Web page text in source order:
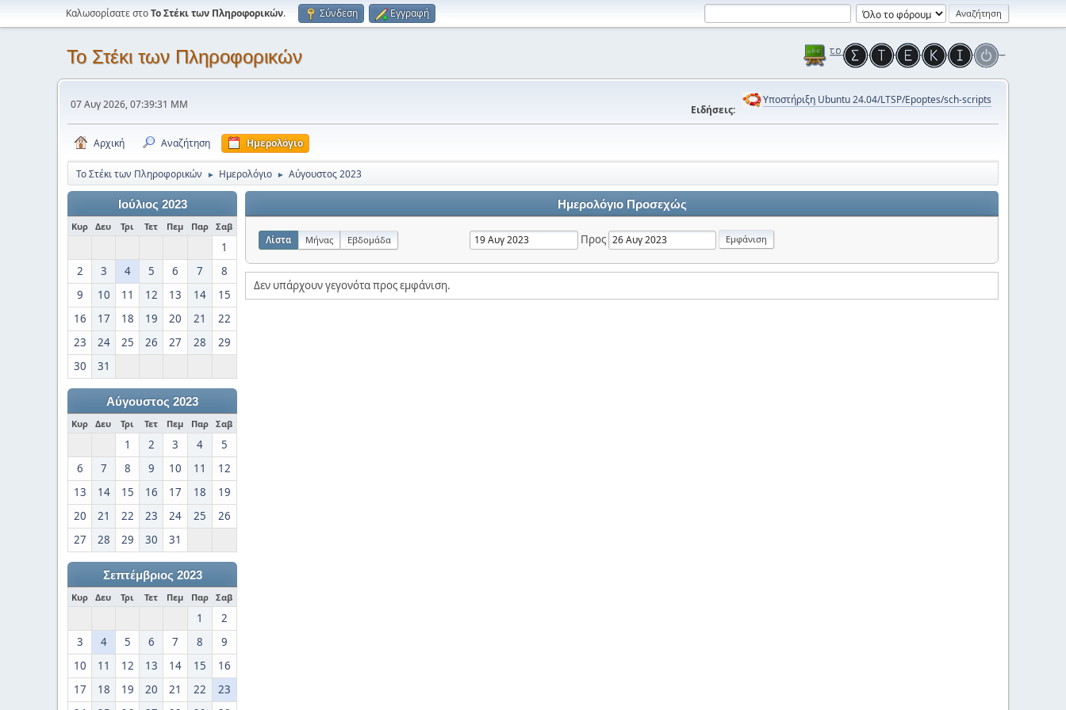
Καλωσορίσατε στοΤο Στέκι των Πληροφορικών. Σύνδεση Εγγραφή
Το Στέκι των Πληροφορικών
07 Αυγ 2026, 07:39:31 ΜΜ Ειδήσεις:
Υποστήριξη Ubuntu 24.04/LTSP/Epoptes/sch-scripts
Αρχική Αναζήτηση Ημερολόγιο
Το Στέκι των Πληροφορικών ► Ημερολόγιο ► Αύγουστος 2023
Ιούλιος 2023
Κυρ Δευ Τρι Τετ Πεμ Παρ Σαβ
1
2
3 4 5 6 7
8
9
10 11 12 13 14
15
16
17 18 19 20 21
22
23
24 25 26 27 28
29
30
31
Αύγουστος 2023
Κυρ Δευ Τρι Τετ Πεμ Παρ Σαβ
1 2 3 4
5
6
7 8 9 10 11
12
13
14 15 16 17 18
19
20
21 22 23 24 25
26
27
28 29 30 31
Σεπτέμβριος 2023
Κυρ Δευ Τρι Τετ Πεμ Παρ Σαβ
1
2
3
4 5 6 7 8
9
10
11 12 13 14 15
16
17
18 19 20 21 22
23
Ημερολόγιο Προσεχώς
Λίστα Μήνας Εβδομάδα Προς
Δεν υπάρχουν γεγονότα προς εμφάνιση.